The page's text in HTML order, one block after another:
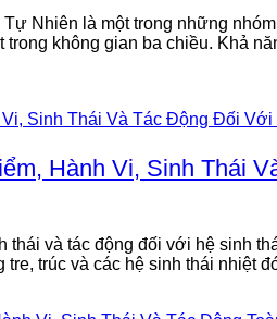
Nhiên là một trong những
không gian ba chiều. Khả
Hành Vi, Sinh Thái
thái và tác động đối với hệ sinh
trúc và các hệ sinh thái nhiệt